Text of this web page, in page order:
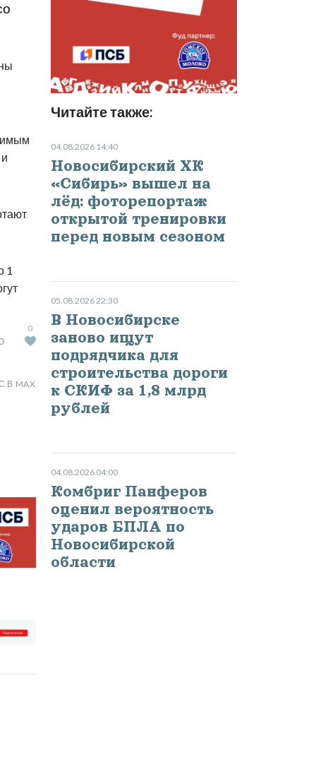
1
0
В MAX
Читайте также:
04.08.2026 14:40
Новосибирский ХК
«Сибирь» вышел на
лёд: фоторепортаж
открытой тренировки
перед новым сезоном
05.08.2026 22:30
В Новосибирске
заново ищут
подрядчика для
строительства дороги
к СКИФ за 1,8 млрд
рублей
04.08.2026 04:00
Комбриг Панферов
оценил вероятность
ударов БПЛА по
Новосибирской
области